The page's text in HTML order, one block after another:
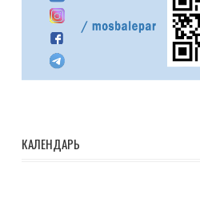
КАЛЕНДАРЬ